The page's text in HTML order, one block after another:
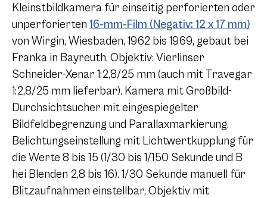
Kleinstbildkamera für einseitig perforierten oder
unperforierten 16-mm-Film (Negativ: 12 x 17 mm)
von Wirgin, Wiesbaden, 1962 bis 1969, gebaut bei
Franka in Bayreuth. Objektiv: Vierlinser
Schneider-Xenar 1:2,8/25 mm (auch mit Travegar
1:2,8/25 mm lieferbar). Kamera mit Großbild-
Durchsichtsucher mit eingespiegelter
Bildfeldbegrenzung und Parallaxmarkierung.
Belichtungseinstellung mit Lichtwertkupplung für
die Werte 8 bis 15 (1/30 bis 1/150 Sekunde und B
hei Blenden 2,8 bis 16). 1/30 Sekunde manuell für
Blitzaufnahmen einstellbar, Objektiv mit